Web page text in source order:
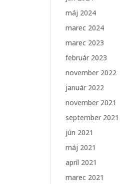
máj 2024
marec 2024
marec 2023
február 2023
november 2022
január 2022
november 2021
september 2021
jún 2021
máj 2021
apríl 2021
marec 2021